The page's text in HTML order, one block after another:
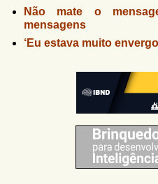
Não mate o
mensagens
‘Eu estava muito